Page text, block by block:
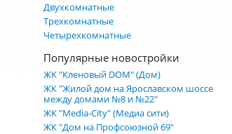
Двухкомнатные
Трехкомнатные
Четырехкомнатные
Популярные новостройки
ЖК "Кленовый DOM" (Дом)
ЖК "Жилой дом на Ярославском шоссе
между домами №8 и №22"
ЖК "Media-City" (Медиа сити)
ЖК "Дом на Профсоюзной 69"